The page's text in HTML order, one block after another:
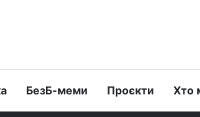
БезБ-меми Проєкти Хто